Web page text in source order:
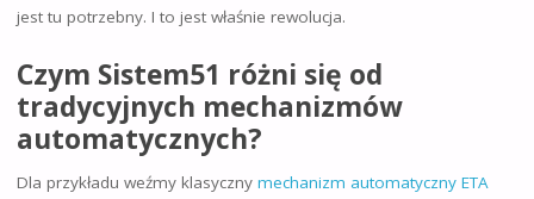
jest tu potrzebny. I to jest właśnie rewolucja.
Czym Sistem51 różni się od
tradycyjnych mechanizmów
automatycznych?
Dla przykładu weźmy klasyczny mechanizm automatyczny ETA